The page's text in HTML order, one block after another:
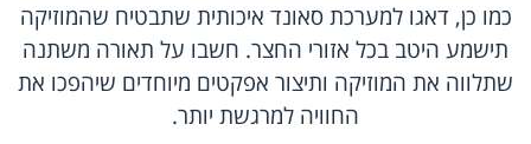
כמו כן, דאגו למערכת סאונד איכותית שתבטיח שהמוזיקה
תישמע היטב בכל אזורי החצר. חשבו על תאורה משתנה
שתלווה את המוזיקה ותיצור אפקטים מיוחדים שיהפכו את
החוויה למרגשת יותר.